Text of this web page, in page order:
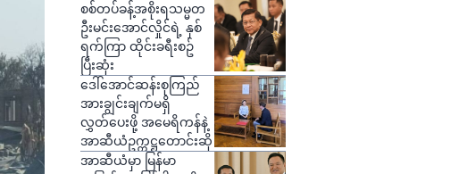
စစ်တပ်ခန့်အစိုးရသမ္မတ
ဦးမင်းအောင်လှိုင်ရဲ့ နှစ်
ရက်ကြာ ထိုင်းခရီးစဥ်
ပြီးဆုံး
ဒေါ်အောင်ဆန်းစုကြည်
အားချွင်းချက်မရှိ
လွှတ်ပေးဖို့ အမေရိကန်နဲ့
အာဆီယံဥက္ကဋ္ဌတောင်းဆို
အာဆီယံမှာ မြန်မာ